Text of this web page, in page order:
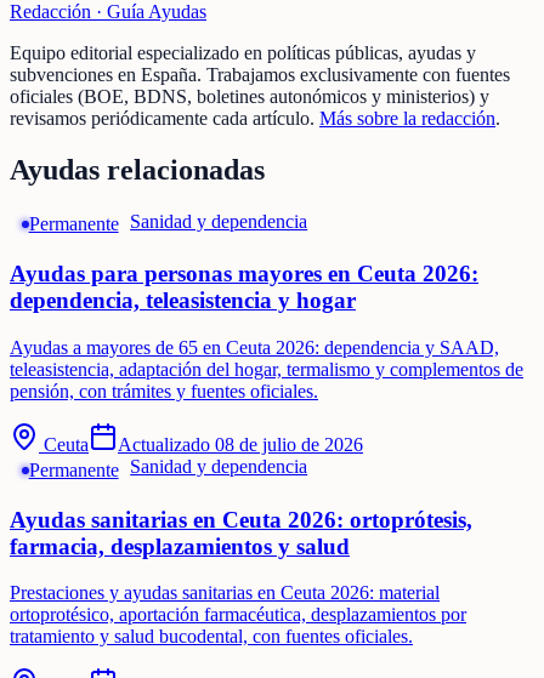
Redacción · Guía Ayudas
Equipo editorial especializado en políticas públicas, ayudas y
subvenciones en España. Trabajamos exclusivamente con fuentes
oficiales (BOE, BDNS, boletines autonómicos y ministerios) y
revisamos periódicamente cada artículo. Más sobre la redacción.
Ayudas relacionadas
Permanente Sanidad y dependencia
Ayudas para personas mayores en Ceuta 2026:
dependencia, teleasistencia y hogar
Ayudas a mayores de 65 en Ceuta 2026: dependencia y SAAD,
teleasistencia, adaptación del hogar, termalismo y complementos de
pensión, con trámites y fuentes oficiales.
Ceuta Actualizado 08 de julio de 2026
Permanente
Sanidad y dependencia
Ayudas sanitarias en Ceuta 2026: ortoprótesis,
farmacia, desplazamientos y salud
Prestaciones y ayudas sanitarias en Ceuta 2026: material
ortoprotésico, aportación farmacéutica, desplazamientos por
tratamiento y salud bucodental, con fuentes oficiales.